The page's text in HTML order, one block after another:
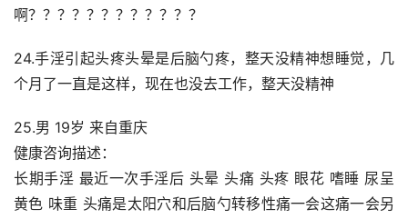
啊？？？？？？？？？？？？
24.手淫引起头疼头晕是后脑勺疼，整天没精神想睡觉，几
个月了一直是这样，现在也没去工作，整天没精神
25.男 19岁 来自重庆
健康咨询描述：
长期手淫 最近一次手淫后 头晕 头痛 头疼 眼花 嗜睡 尿呈
黄色 味重 头痛是太阳穴和后脑勺转移性痛一会这痛一会另